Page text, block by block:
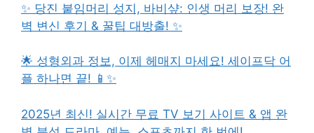
✨ 당진 붙임머리 성지, 바비샾: 인생 머리 보장! 완
벽 변신 후기 & 꿀팁 대방출! ✨
🌟 성형외과 정보, 이제 헤매지 마세요! 세이프닥 어
플 하나면 끝! 📱✨
2025년 최신! 실시간 무료 TV 보기 사이트 & 앱 완